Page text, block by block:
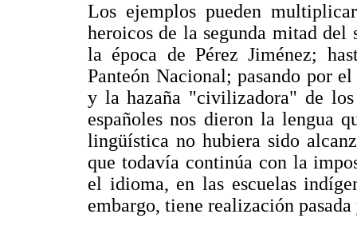
Los ejemplos pueden
heroicos de la segunda mitad
la época de Pérez Jiménez;
Panteón Nacional; pasando por
y la hazaña "civilizadora" de
españoles nos dieron la lengua
lingüística no hubiera sido
que todavía continúa con la
el idioma, en las escuelas
embargo, tiene realización